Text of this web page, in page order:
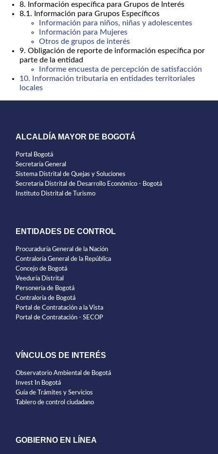
8. Información específica para Grupos de Interés
8.1. Información para Grupos Específicos
Información para niños, niñas y adolescentes
Información para Mujeres
Otros de grupos de interés
9. Obligación de reporte de información específica por
parte de la entidad
Informe encuesta de percepción de satisfacción
10. Información tributaria en entidades territoriales
locales
ALCALDÍA MAYOR DE BOGOTÁ
Portal Bogotá
Secretaría General
Sistema Distrital de Quejas y Soluciones
Secretaría Distrital de Desarrollo Económico - Bogotá
Instituto Distrital de Turismo
ENTIDADES DE CONTROL
Procuraduría General de la Nación
Contraloría General de la República
Concejo de Bogotá
Veeduría Distrital
Personería de Bogotá
Contraloría de Bogotá
Portal de Contratación a la Vista
Portal de Contratación - SECOP
VÍNCULOS DE INTERÉS
Observatorio Ambiental de Bogotá
Invest In Bogotá
Guía de Trámites y Servicios
Tablero de control ciudadano
GOBIERNO EN LÍNEA